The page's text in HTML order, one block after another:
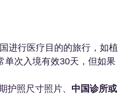
进行医疗目的的旅行，如植
单次入境有效30天，但如果
护照尺寸照片、 中国诊所或